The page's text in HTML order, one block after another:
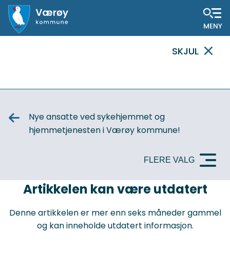
MELDING
SKJUL
Nye ansatte ved sykehjemmet og
hjemmetjenesten i Værøy kommune!
FLERE VALG
VIKTIG
Artikkelen kan være utdatert
Denne artikkelen er mer enn seks måneder gammel
og kan inneholde utdatert informasjon.